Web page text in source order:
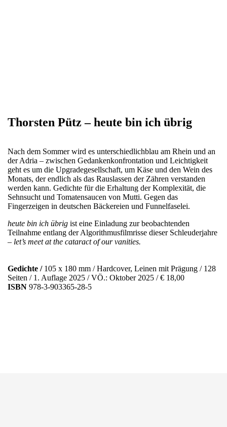
Thorsten Pütz – heute bin ich übrig
Nach dem Sommer wird es unterschiedlichblau am Rhein und an
der Adria – zwischen Gedankenkonfrontation und Leichtigkeit
geht es um die Upgradegesellschaft, um Käse und den Wein des
Monats, der endlich als das Rauslassen der Zähren verstanden
werden kann. Gedichte für die Erhaltung der Komplexität, die
Sehnsucht und Tomatensaucen von Mutti. Gegen das
Fingerzeigen in deutschen Bäckereien und Funnelfaselei.
heute bin ich übrig ist eine Einladung zur beobachtenden
Teilnahme entlang der Algorithmusfilmrisse dieser Schleuderjahre
– let’s meet at the cataract of our vanities.
Gedichte / 105 x 180 mm / Hardcover, Leinen mit Prägung / 128
Seiten / 1. Auflage 2025 / VÖ.: Oktober 2025 / € 18,00
ISBN 978-3-903365-28-5